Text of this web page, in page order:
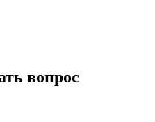
вопрос